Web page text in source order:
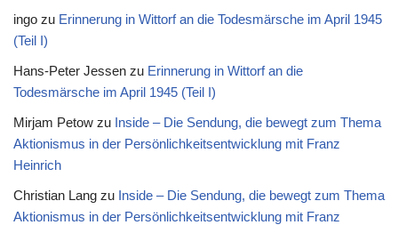
ingo zu Erinnerung in Wittorf an die Todesmärsche im April 1945
(Teil I)
Hans-Peter Jessen zu Erinnerung in Wittorf an die
Todesmärsche im April 1945 (Teil I)
Mirjam Petow zu Inside – Die Sendung, die bewegt zum Thema
Aktionismus in der Persönlichkeitsentwicklung mit Franz
Heinrich
Christian Lang zu Inside – Die Sendung, die bewegt zum Thema
Aktionismus in der Persönlichkeitsentwicklung mit Franz